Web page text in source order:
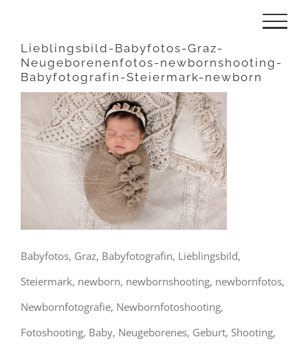
springen
Lieblingsbild-Babyfotos-Graz-
Neugeborenenfotos-newbornshooting-
Babyfotografin-Steiermark-newborn
Babyfotos, Graz, Babyfotografin, Lieblingsbild,
Steiermark, newborn, newbornshooting, newbornfotos,
Newbornfotografie, Newbornfotoshooting,
Fotoshooting, Baby, Neugeborenes, Geburt, Shooting,